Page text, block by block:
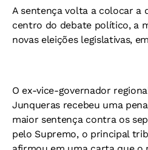
A sentença volta a colocar a
centro do debate político, a
novas eleições legislativas,
O ex-vice-governador
Junqueras recebeu uma
maior sentença contra os
pelo Supremo, o principal